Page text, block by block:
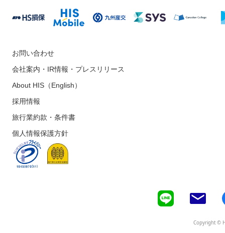
お問い合わせ
会社案内・IR情報・プレスリリース
About HIS（English）
採用情報
旅行業約款・条件書
個人情報保護方針
Copyright ©